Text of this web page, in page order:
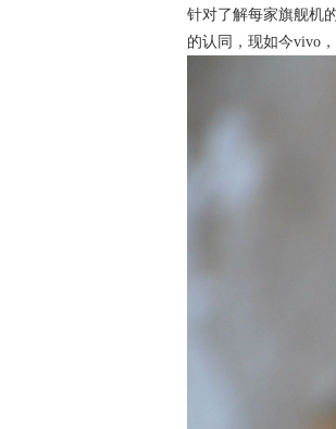
针对了解每家旗舰机
的认同，现如今vivo